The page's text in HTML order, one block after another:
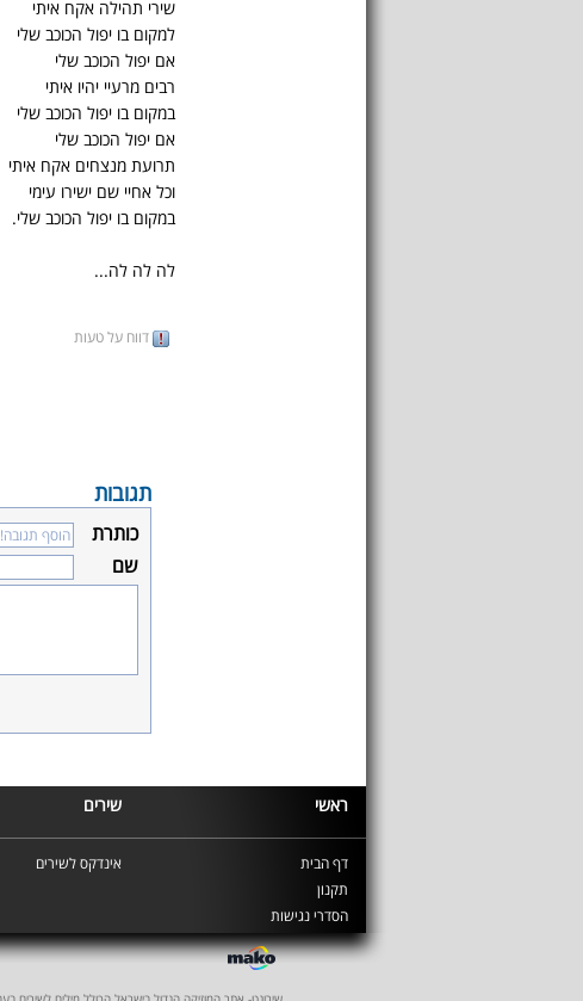
שירי תהילה אקח איתי
למקום בו יפול הכוכב שלי
אם יפול הכוכב שלי
רבים מרעיי יהיו איתי
במקום בו יפול הכוכב שלי
אם יפול הכוכב שלי
תרועת מנצחים אקח איתי
וכל אחיי שם ישירו עימי
במקום בו יפול הכוכב שלי.
לה לה לה...
דווח על טעות
תגובות
כותרת
שם
ראשי שירים
דף הבית
תקנון
הסדרי נגישות
אינדקס לשירים